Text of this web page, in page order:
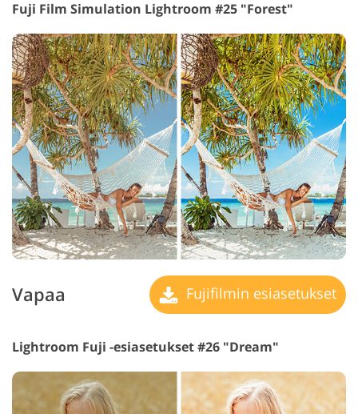
Fuji Film Simulation Lightroom #25 "Forest"
Vapaa Fujifilmin esiasetukset
Lightroom Fuji -esiasetukset #26 "Dream"